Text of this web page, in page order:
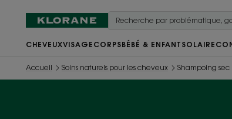
CHEVEUXVISAGE CORPSBÉBÉ & ENFANT SOLAIRE
Accueil Soins naturels pour les cheveux Shampoing sec